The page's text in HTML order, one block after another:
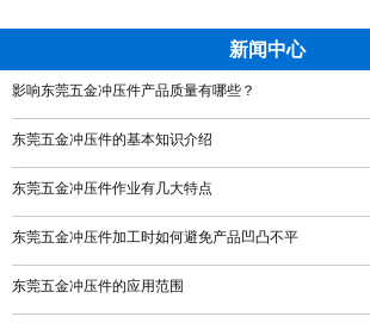
新闻中心
影响东莞五金冲压件产品质量有哪些？
东莞五金冲压件的基本知识介绍
东莞五金冲压件作业有几大特点
东莞五金冲压件加工时如何避免产品凹凸不平
东莞五金冲压件的应用范围